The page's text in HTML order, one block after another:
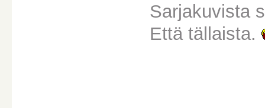
Sarjakuvista
Että tällaista.